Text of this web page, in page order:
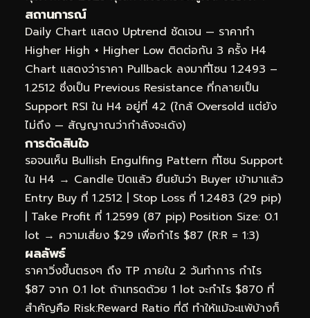
สถานการณ์
Daily Chart แสดง Uptrend ชัดเจน — ราคาทำ
Higher High + Higher Low ติดต่อกัน 3 ครั้ง H4
Chart แสดงว่าราคา Pullback ลงมาที่โซน 1.2493 –
1.2512 ซึ่งเป็น Previous Resistance ที่กลายเป็น
Support RSI ใน H4 อยู่ที่ 42 (ใกล้ Oversold แต่ยัง
ไม่ถึง — สัญญาณว่ากำลังจะเด้ง)
การตัดสินใจ
รอจนเห็น Bullish Engulfing Pattern ที่โซน Support
ใน H4 → Candle ปิดแล้ว ยืนยันว่า Buyer เข้ามาแล้ว
Entry Buy ที่ 1.2512 | Stop Loss ที่ 1.2483 (29 pip)
| Take Profit ที่ 1.2599 (87 pip) Position Size: 0.1
lot → ความเสี่ยง $29 เพื่อกำไร $87 (R:R = 1:3)
ผลลัพธ์
ราคาวิ่งขึ้นตรงๆ ถึง TP ภายใน 2 วันทำการ กำไร
$87 จาก 0.1 lot ถ้าเทรดด้วย 1 lot จะกำไร $870 ที่
สำคัญคือ Risk:Reward Ratio ที่ดี ทำให้แม้จะแพ้บ้างก็